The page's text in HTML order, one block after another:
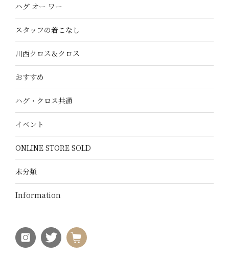
ハグ オー ワー
スタッフの着こなし
川西クロス＆クロス
おすすめ
ハグ・クロス共通
イベント
ONLINE STORE SOLD
未分類
Information